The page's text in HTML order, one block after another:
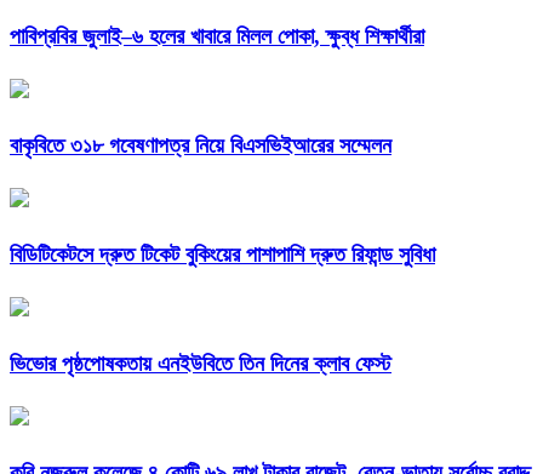
পাবিপ্রবির জুলাই–৬ হলের খাবারে মিলল পোকা, ক্ষুব্ধ শিক্ষার্থীরা
বাকৃবিতে ৩১৮ গবেষণাপত্র নিয়ে বিএসভিইআরের সম্মেলন
বিডিটিকেটসে দ্রুত টিকেট বুকিংয়ের পাশাপাশি দ্রুত রিফান্ড সুবিধা
ভিভোর পৃষ্ঠপোষকতায় এনইউবিতে তিন দিনের ক্লাব ফেস্ট